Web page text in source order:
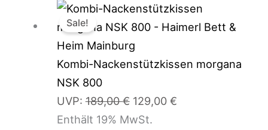
Sale!
Kombi-Nackenstützkissen morgana
NSK 800
UVP: 189,00€
Ursprünglicher
Preis
war:
189,00 €
129,00 €
Aktueller
Preis
129,00 €.
Enthält 19% MwSt.